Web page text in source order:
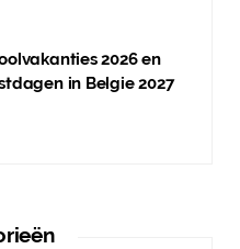
2026 en
in Belgie 2027